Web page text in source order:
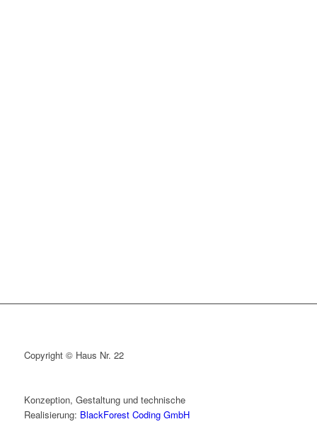
Copyright © Haus Nr. 22
Konzeption, Gestaltung und technische
Realisierung: BlackForest Coding GmbH